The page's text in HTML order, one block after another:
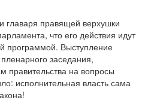
главаря правящей верхушки
что его действия идут
программой. Выступление
заседания,
правительства на вопросы
исполнительная власть сама